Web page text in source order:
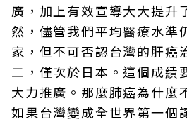
廣，加上有效宣導大大提升
然，儘管我們平均醫療水準
家，但不可否認台灣的肝癌
二，僅次於日本。這個成績
大力推廣。那麼肺癌為什麼
如果台灣變成全世界第一個